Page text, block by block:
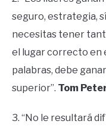
seguro, estrategia,
necesitas tener
el lugar correcto en
palabras, debe
superior”. Tom
3. “No le resultará